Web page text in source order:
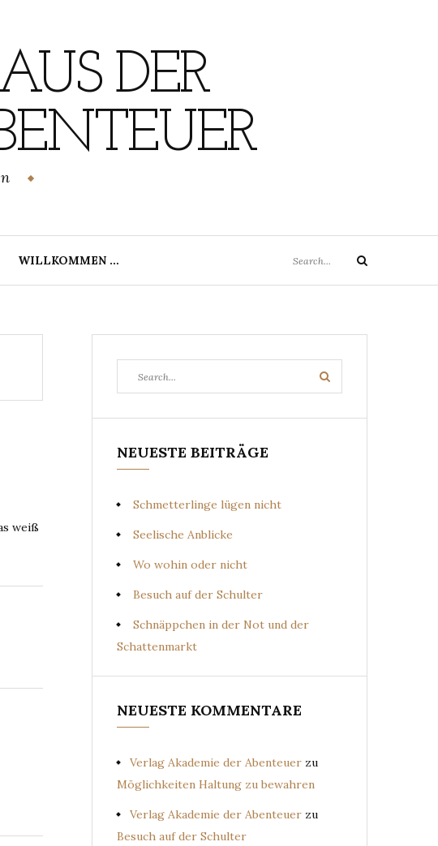
DER
WILLKOMMEN …
for:
Search
weiß
for:
Search
NEUESTE BEITRÄGE
Schmetterlinge lügen nicht
Seelische Anblicke
Wo wohin oder nicht
Besuch auf der Schulter
Schnäppchen in der Not und der
Schattenmarkt
NEUESTE KOMMENTARE
Verlag Akademie der Abenteuer zu
Möglichkeiten Haltung zu bewahren
Verlag Akademie der Abenteuer zu
Besuch auf der Schulter